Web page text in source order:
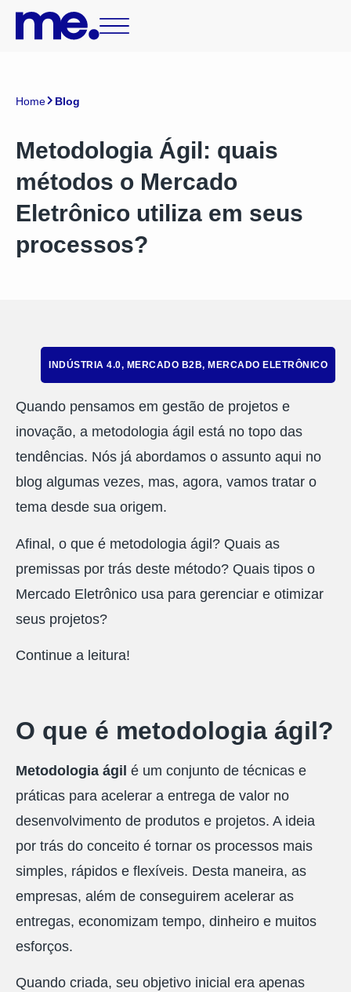
Home Blog
Metodologia Ágil: quais
métodos o Mercado
Eletrônico utiliza em seus
processos?
INDÚSTRIA 4.0, MERCADO B2B, MERCADO ELETRÔNICO
Quando pensamos em gestão de projetos e
inovação, a metodologia ágil está no topo das
tendências. Nós já abordamos o assunto aqui no
blog algumas vezes, mas, agora, vamos tratar o
tema desde sua origem.
Afinal, o que é metodologia ágil? Quais as
premissas por trás deste método? Quais tipos o
Mercado Eletrônico usa para gerenciar e otimizar
seus projetos?
Continue a leitura!
O que é metodologia ágil?
Metodologia ágil é um conjunto de técnicas e
práticas para acelerar a entrega de valor no
desenvolvimento de produtos e projetos. A ideia
por trás do conceito é tornar os processos mais
simples, rápidos e flexíveis. Desta maneira, as
empresas, além de conseguirem acelerar as
entregas, economizam tempo, dinheiro e muitos
esforços.
Quando criada, seu objetivo inicial era apenas